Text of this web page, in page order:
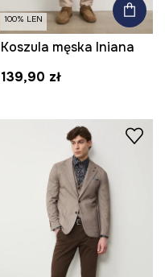
100% LEN
Koszula męska lniana
139,90 zł